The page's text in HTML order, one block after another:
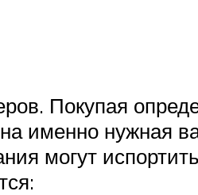
Покупая
именно нужная
могут